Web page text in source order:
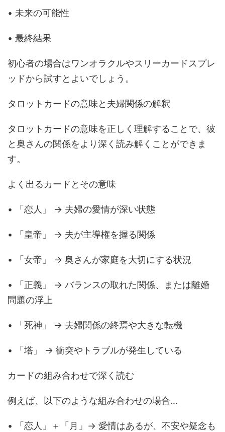
• 未来の可能性
• 最終結果
初心者の場合はワンオラクルやスリーカードスプレ
ッドから試すとよいでしょう。
タロットカードの意味と夫婦関係の解釈
タロットカードの意味を正しく理解することで、彼
と奥さんの関係をより深く読み解くことができま
す。
よく出るカードとその意味
• 「恋人」 → 夫婦の愛情が深い状態
• 「皇帝」 → 夫が主導権を握る関係
• 「女帝」 → 奥さんが家庭を大切にする状況
• 「正義」 → バランスの取れた関係、または離婚
問題の浮上
• 「死神」 → 夫婦関係の終焉や大きな転機
• 「塔」 → 衝突やトラブルが発生している
カードの組み合わせで深く読む
例えば、以下のような組み合わせの場合…
• 「恋人」＋「月」→ 愛情はあるが、不安や疑念も